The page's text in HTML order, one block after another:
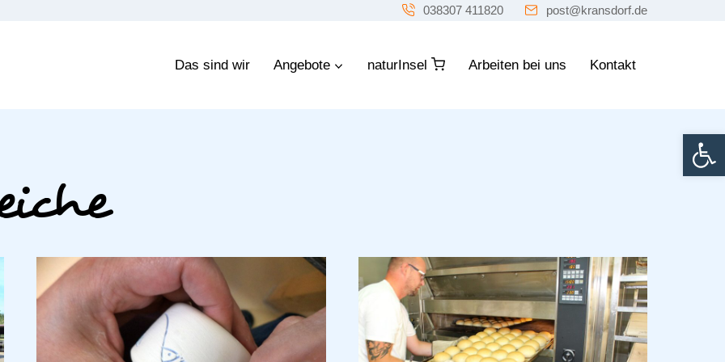
038307 411820 post@kransdorf.de
Das sind wir Angebote naturInsel Arbeiten bei uns Kontakt